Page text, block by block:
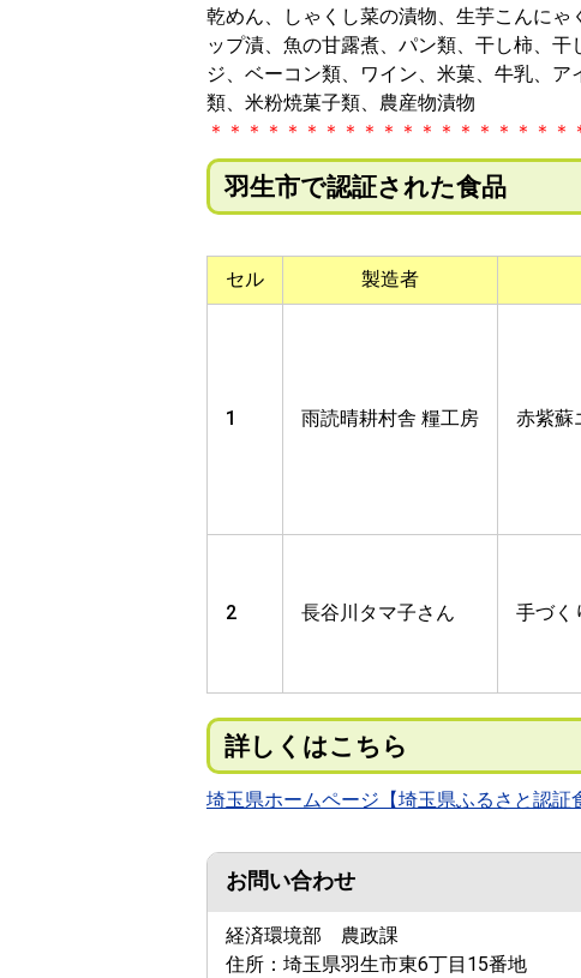
乾めん、しゃくし菜の漬物、生芋こんに
ップ漬、魚の甘露煮、パン類、干し柿、
ジ、ベーコン類、ワイン、米菓、牛乳、
類、米粉焼菓子類、農産物漬物
＊＊＊＊＊＊＊＊＊＊＊＊＊＊＊＊＊＊
羽生市で認証された食品
セル 製造者
1 雨読晴耕村舎 糧工房 赤紫蘇
2 長谷川タマ子さん 手づく
詳しくはこちら
埼玉県ホームページ【埼玉県ふるさと認証
お問い合わせ
経済環境部 農政課
住所： 埼玉県羽生市東6丁目15番地